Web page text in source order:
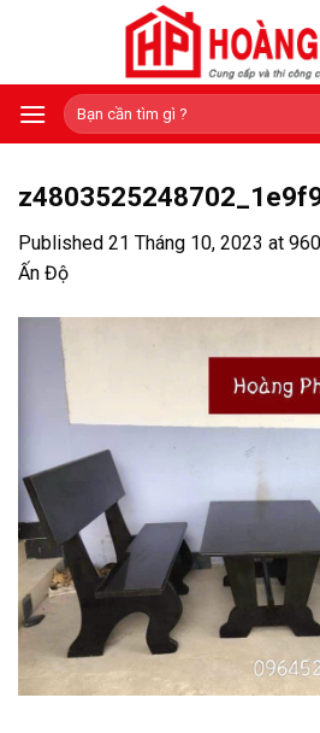
Tìm
kiếm:
Published 21 Tháng 10, 2023 at
Ấn Độ